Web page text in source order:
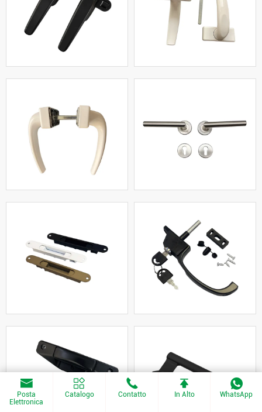
Posta
Elettronica
Catalogo Contatto In Alto WhatsApp